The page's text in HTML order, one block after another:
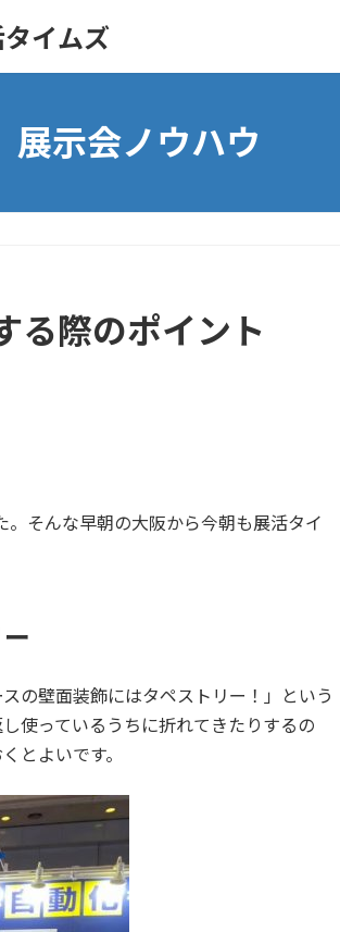
イムズ
展示会ノウハウ
る際のポイント
そんな早朝の大阪から今朝も展活タイ
の壁面装飾にはタペストリー！」という
使っているうちに折れてきたりするの
とよいです。